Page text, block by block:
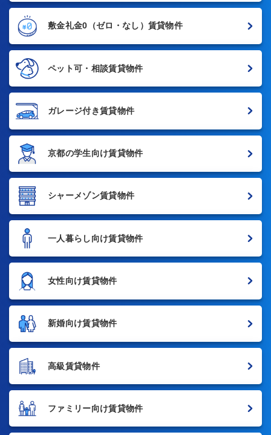
敷金礼金0 （ゼロ・なし）賃貸物件
ペット可・相談賃貸物件
ガレージ付き賃貸物件
京都の学生向け賃貸物件
シャーメゾン賃貸物件
一人暮らし向け賃貸物件
女性向け賃貸物件
新婚向け賃貸物件
高級賃貸物件
ファミリー向け賃貸物件